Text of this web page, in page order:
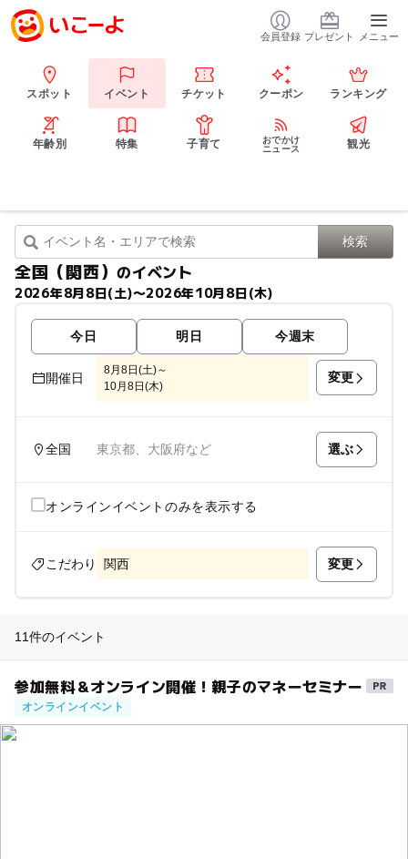
会員登録 プレゼント メニュー
スポット イベント チケット クーポン ランキング
年齢別 特集 子育て
おでかけ
ニュース
観光
全国（関西）のイベント
2026年8月8日(土)〜2026年10月8日(木)
今日 明日 今週末
開催日
8月8日(土)～
10月8日(木)
変更
全国 東京都、大阪府など 選ぶ
オンラインイベントのみを表示する
こだわり 関西 変更
11件のイベント
参加無料＆オンライン開催！親子のマネーセミナー
オンラインイベント